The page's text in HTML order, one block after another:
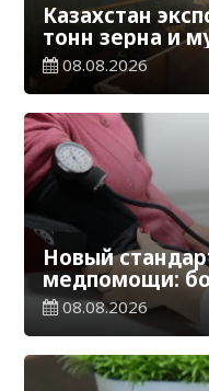
Казахстан
тонн зерна и
эквиваленте
08.08.2026
Новый
медпомощи:
казахстанцев
08.08.2026